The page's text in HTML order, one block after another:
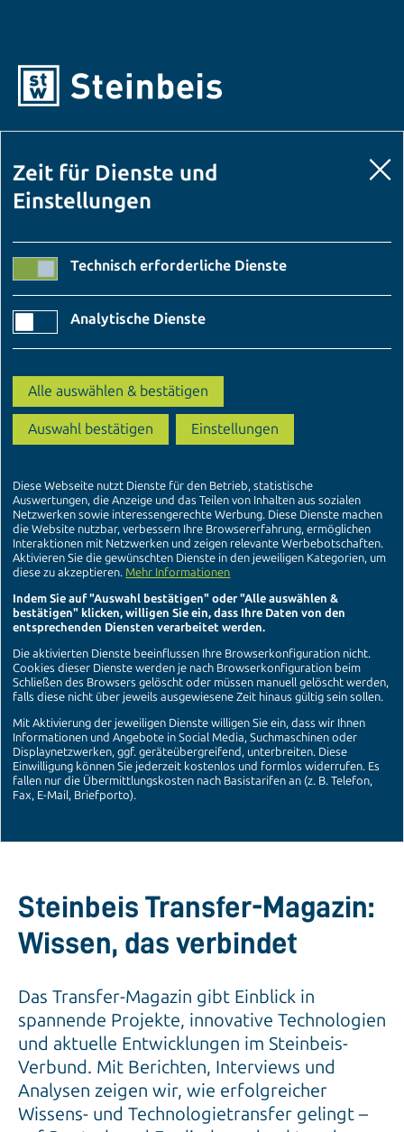
Steinbeis Transfer-Magazin:
Wissen, das verbindet
Das Transfer-Magazin gibt Einblick in
spannende Projekte, innovative Technologien
und aktuelle Entwicklungen im Steinbeis-
Verbund. Mit Berichten, Interviews und
Analysen zeigen wir, wie erfolgreicher
Wissens- und Technologietransfer gelingt –